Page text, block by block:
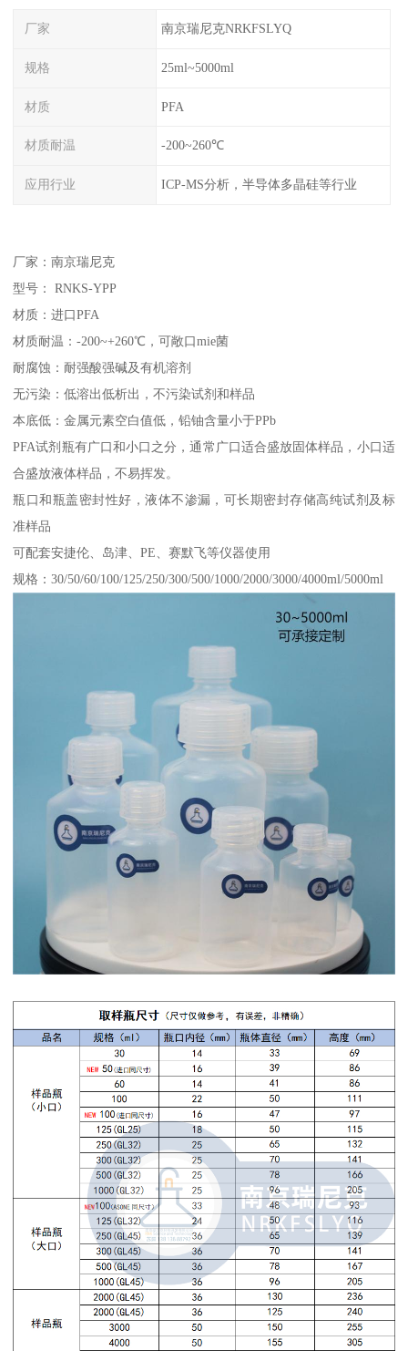
厂家 南京瑞尼克NRKFSLYQ
规格 25ml~5000ml
材质 PFA
材质耐温 -200~260℃
应用行业 ICP-MS分析，半导体多晶硅等行业
厂家：南京瑞尼克
型号： RNKS-YPP
材质：进口PFA
材质耐温：-200~+260℃，可敞口mie菌
耐腐蚀：耐强酸强碱及有机溶剂
无污染：低溶出低析出，不污染试剂和样品
本底低：金属元素空白值低，铅铀含量小于PPb
PFA试剂瓶有广口和小口之分，通常广口适合盛放固体样品，小口适
合盛放液体样品，不易挥发。
瓶口和瓶盖密封性好，液体不渗漏，可长期密封存储高纯试剂及标
准样品
可配套安捷伦、岛津、PE、赛默飞等仪器使用
规格：30/50/60/100/125/250/300/500/1000/2000/3000/4000ml/5000ml